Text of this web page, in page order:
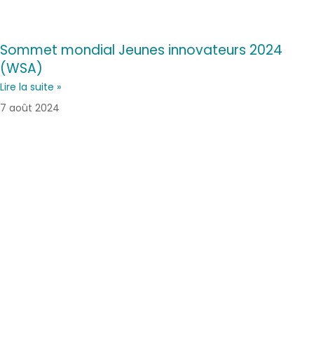
Sommet mondial Jeunes innovateurs 2024
(WSA)
Lire la suite »
7 août 2024